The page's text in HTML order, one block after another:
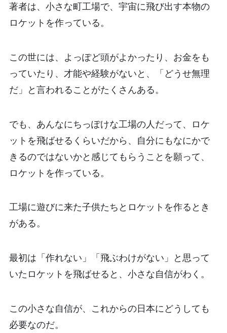
著者は、小さな町工場で、宇宙に飛び出す本物の
ロケットを作っている。
この世には、よっぽど頭がよかったり、お金をも
っていたり、才能や経験がないと、「どうせ無理
だ」と言われることがたくさんある。
でも、あんなにちっぽけな工場の人だって、ロケ
ットを飛ばせるくらいだから、自分にもなにかで
きるのではないかと感じてもらうことを願って、
ロケットを作っている。
工場に遊びに来た子供たちとロケットを作るとき
がある。
最初は「作れない」「飛ぶわけがない」と思って
いたロケットを飛ばせると、小さな自信がわく。
この小さな自信が、これからの日本にどうしても
必要なのだ。